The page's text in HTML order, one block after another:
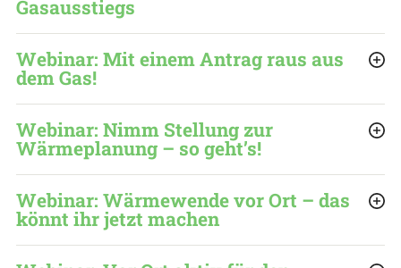
Gasausstiegs
Webinar: Mit einem Antrag raus aus
dem Gas!
Webinar: Nimm Stellung zur
Wärmeplanung – so geht’s!
Webinar: Wärmewende vor Ort – das
könnt ihr jetzt machen